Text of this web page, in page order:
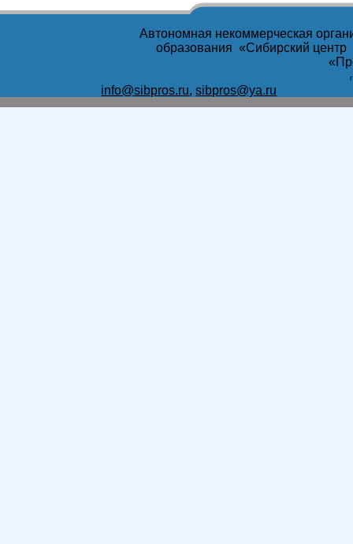
Автономная некоммерческая
образования «Сибирский
info@sibpros.ru,sibpros@ya.ru